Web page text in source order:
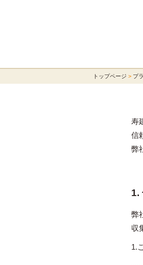
トップページ > プ
寿
信
弊
1.
弊
収
1.